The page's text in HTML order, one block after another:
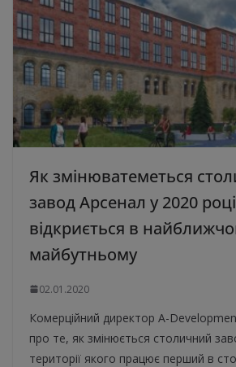
Як змінюватеметься
завод Арсенал у 2020
відкриється в
майбутньому
02.01.2020
Комерційний директор A-
про те, як змінюється столичний
території якого працює перший в